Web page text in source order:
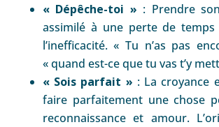
« Dépêche-toi » : Prendre
assimilé à une perte de
l’inefficacité. « Tu n’as pas
« quand est-ce que tu vas t’y
« Sois parfait » : La croyance
faire parfaitement une chose
reconnaissance et amour.